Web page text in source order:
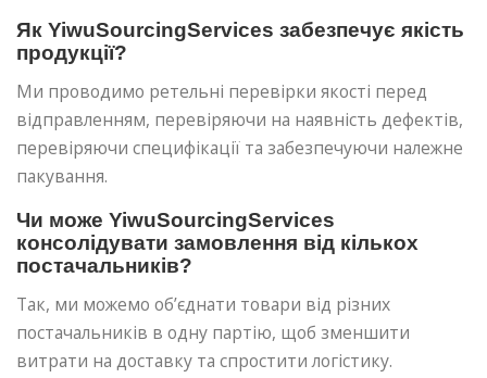
Як YiwuSourcingServices забезпечує якість
продукції?
Ми проводимо ретельні перевірки якості перед
відправленням, перевіряючи на наявність дефектів,
перевіряючи специфікації та забезпечуючи належне
пакування.
Чи може YiwuSourcingServices
консолідувати замовлення від кількох
постачальників?
Так, ми можемо об’єднати товари від різних
постачальників в одну партію, щоб зменшити
витрати на доставку та спростити логістику.